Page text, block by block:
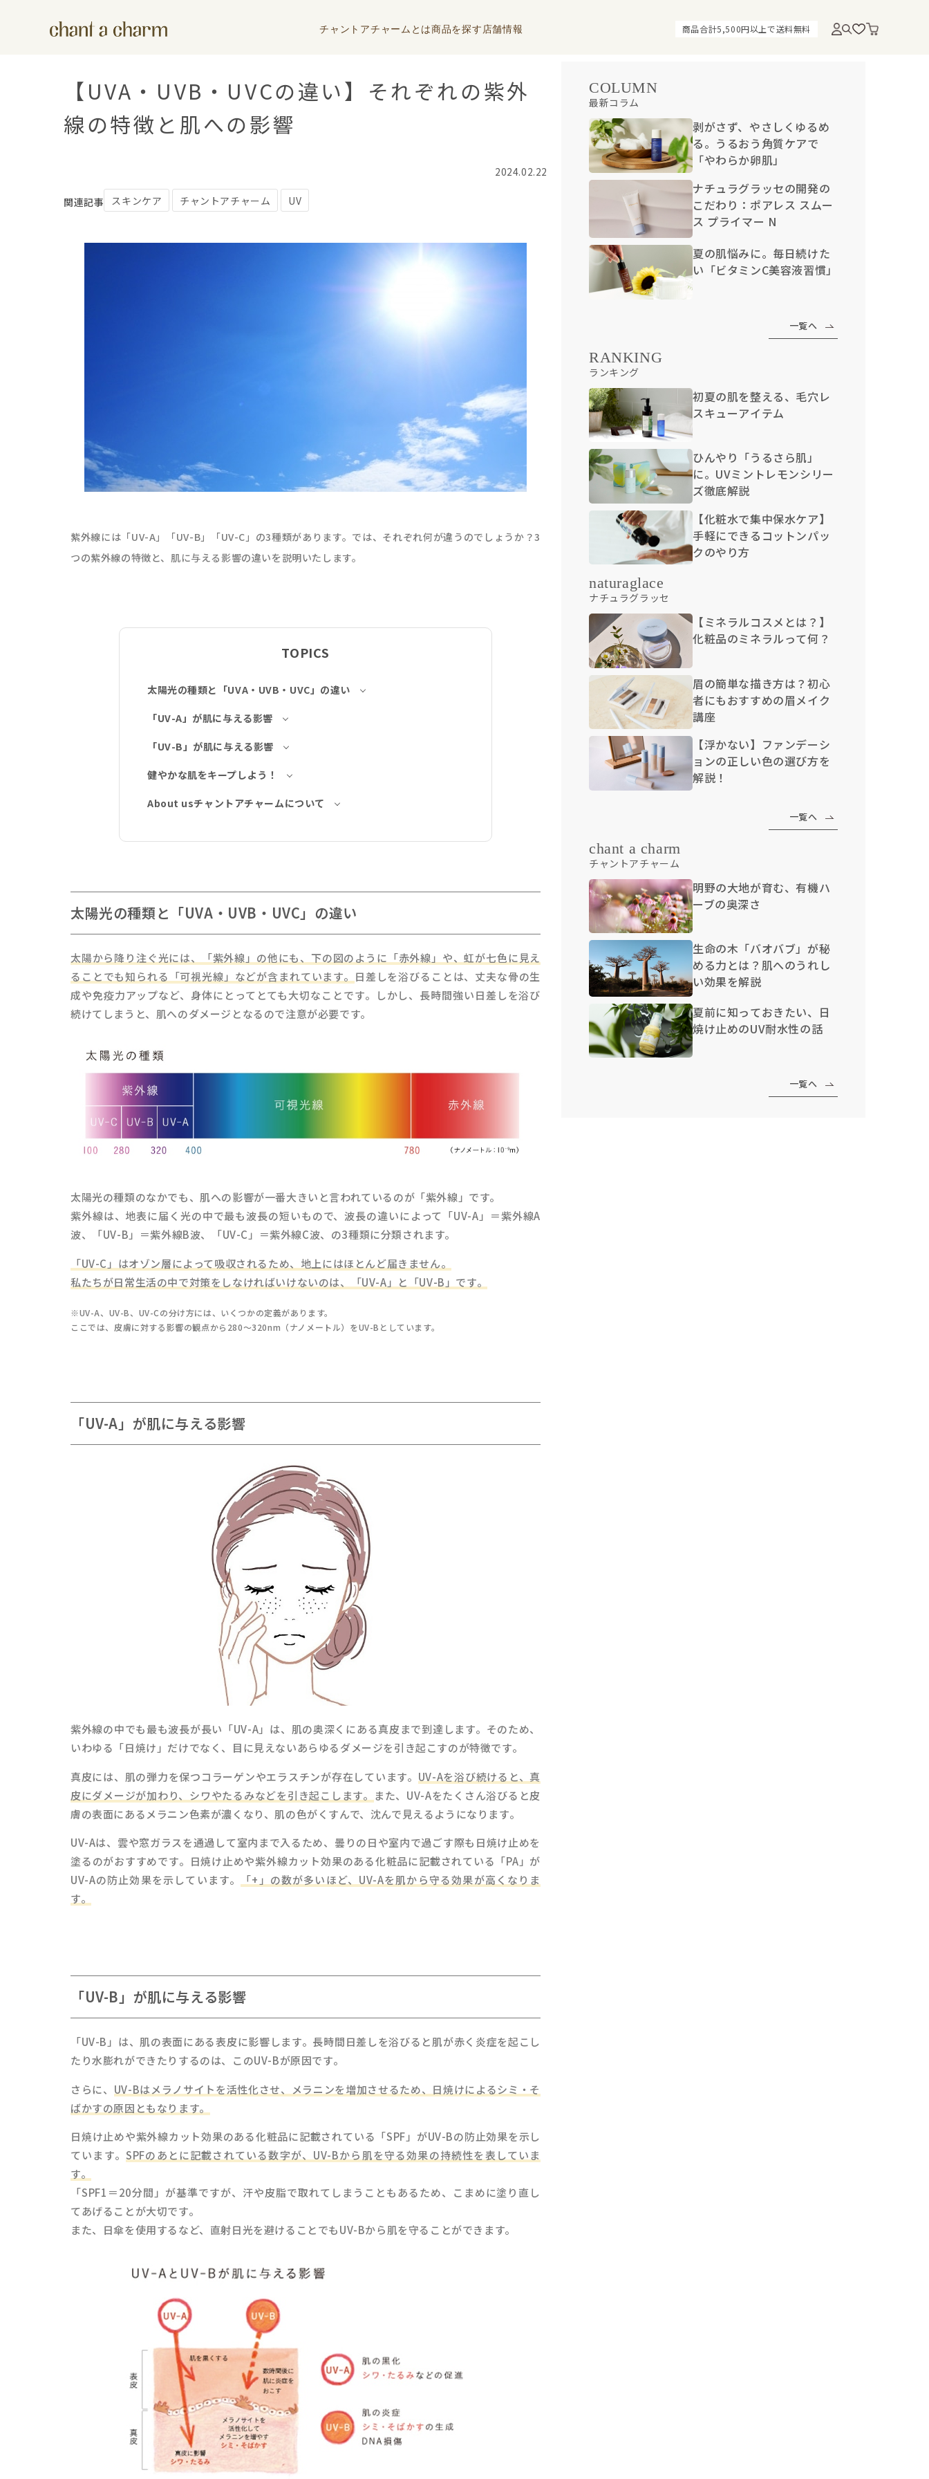
チャントアチャームとは商品を探す 店舗情報 商品合計5,500円以上で送料無料
【UVA・UVB・UVCの違い】それぞれの紫外
線の特徴と肌への影響
2024.02.22
関連記事 スキンケア チャントアチャーム UV
紫外線には「UV-A」「UV-B」「UV-C」の3種類があります。では、それぞれ何が違うのでしょうか？3
つの紫外線の特徴と、肌に与える影響の違いを説明いたします。
TOPICS
太陽光の種類と「UVA・UVB・UVC」の違い
「UV-A」が肌に与える影響
「UV-B」が肌に与える影響
健やかな肌をキープしよう！
About usチャントアチャームについて
太陽光の種類と「UVA・UVB・UVC」の違い
太陽から降り注ぐ光には、「紫外線」の他にも、下の図のように「赤外線」や、虹が七色に見え
ることでも知られる「可視光線」などが含まれています。 日差しを浴びることは、丈夫な骨の生
成や免疫力アップなど、身体にとってとても大切なことです。しかし、長時間強い日差しを浴び
続けてしまうと、肌へのダメージとなるので注意が必要です。
太陽光の種類のなかでも、肌への影響が一番大きいと言われているのが「紫外線」です。
紫外線は、地表に届く光の中で最も波長の短いもので、波長の違いによって「UV-A」＝紫外線A
波、「UV-B」＝紫外線B波、「UV-C」＝紫外線C波、の3種類に分類されます。
「UV-C」はオゾン層によって吸収されるため、地上にはほとんど届きません。
私たちが日常生活の中で対策をしなければいけないのは、「UV-A」と「UV-B」です。
※UV-A、UV-B、UV-Cの分け方には、いくつかの定義があります。
ここでは、皮膚に対する影響の観点から280～320nm（ナノメートル）をUV-Bとしています。
「UV-A」が肌に与える影響
紫外線の中でも最も波長が長い「UV-A」は、肌の奥深くにある真皮まで到達します。そのため、
いわゆる「日焼け」だけでなく、目に見えないあらゆるダメージを引き起こすのが特徴です。
真皮には、肌の弾力を保つコラーゲンやエラスチンが存在しています。 UV-Aを浴び続けると、真
皮にダメージが加わり、シワやたるみなどを引き起こします。 また、UV-Aをたくさん浴びると皮
膚の表面にあるメラニン色素が濃くなり、肌の色がくすんで、沈んで見えるようになります。
UV-Aは、雲や窓ガラスを通過して室内まで入るため、曇りの日や室内で過ごす際も日焼け止めを
塗るのがおすすめです。日焼け止めや紫外線カット効果のある化粧品に記載されている「PA」が
UV-Aの防止効果を示しています。
「+」の数が多いほど、UV-Aを肌から守る効果が高くなりま
す。
「UV-B」が肌に与える影響
「UV-B」は、肌の表面にある表皮に影響します。長時間日差しを浴びると肌が赤く炎症を起こし
たり水膨れができたりするのは、このUV-Bが原因です。
さらに、 UV-Bはメラノサイトを活性化させ、メラニンを増加させるため、日焼けによるシミ・そ
ばかすの原因ともなります。
日焼け止めや紫外線カット効果のある化粧品に記載されている「SPF」がUV-Bの防止効果を示し
ています。 SPFのあとに記載されている数字が、UV-Bから肌を守る効果の持続性を表していま
す。
「SPF1＝20分間」が基準ですが、汗や皮脂で取れてしまうこともあるため、こまめに塗り直し
てあげることが大切です。
また、日傘を使用するなど、直射日光を避けることでもUV-Bから肌を守ることができます。
COLUMN
最新コラム
剥がさず、やさしくゆるめ
る。うるおう角質ケアで
「やわらか卵肌」
ナチュラグラッセの開発の
こだわり：ポアレス スムー
ス プライマー N
夏の肌悩みに。毎日続けた
い「ビタミンC美容液習慣」
一覧へ
RANKING
ランキング
初夏の肌を整える、毛穴レ
スキューアイテム
ひんやり「うるさら肌」
に。UVミントレモンシリー
ズ徹底解説
【化粧水で集中保水ケア】
手軽にできるコットンパッ
クのやり方
naturaglace
ナチュラグラッセ
【ミネラルコスメとは？】
化粧品のミネラルって何？
眉の簡単な描き方は？初心
者にもおすすめの眉メイク
講座
【浮かない】ファンデーシ
ョンの正しい色の選び方を
解説！
一覧へ
chant a charm
チャントアチャーム
明野の大地が育む、有機ハ
ーブの奥深さ
生命の木「バオバブ」が秘
める力とは？肌へのうれし
い効果を解説
夏前に知っておきたい、日
焼け止めのUV耐水性の話
一覧へ